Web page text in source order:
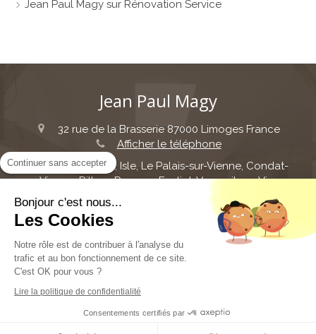
Jean Paul Magy sur Rénovation Service
Jean Paul Magy
32 rue de la Brasserie 87000 Limoges France
Afficher le téléphone
Couzeix, Panazol, Isle, Le Palais-sur-Vienne, Condat-
sur-Vienne, Rilhac-Rancon, Feytiat, Verneuil-sur-Vienne,
Aixe-sur-Vienne, Ambazac, Saint-Léonard-de-Noblat,
Plan du site
Mentions légales
©2018 Jean Paul Magy - Architecte d'intérieur et
rénovation d'intérieur
Continuer sans accepter
Bonjour c'est nous...
Les Cookies
Notre rôle est de contribuer à l'analyse du
trafic et au bon fonctionnement de ce site.
C'est OK pour vous ?
Lire la politique de confidentialité
Consentements certifiés par